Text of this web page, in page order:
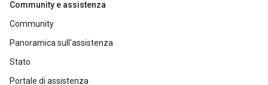
Community e assistenza
Community
Panoramica sull'assistenza
Stato
Portale di assistenza